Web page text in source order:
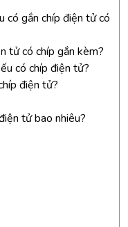
có gắn chíp điện tử có
tử có chíp gắn kèm?
có chíp điện tử?
điện tử?
tử bao nhiêu?